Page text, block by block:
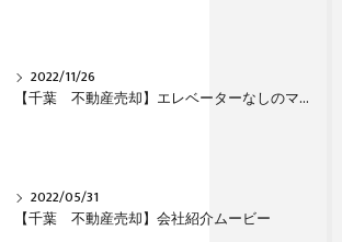
2022/11/26
【千葉 不動産売却】エレベーターなしのマンション（団地）は売れますか？
2022/05/31
【千葉 不動産売却】会社紹介ムービー